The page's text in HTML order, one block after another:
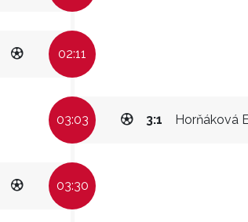
02:11
03:03 Horňáková
3:1
03:30